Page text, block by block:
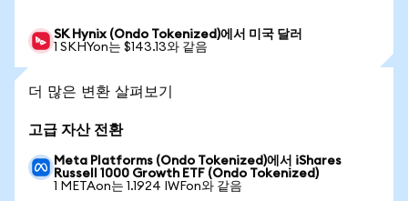
SK Hynix (Ondo Tokenized)에서 미국 달러
1 SKHYon는 $143.13와 같음
더 많은 변환 살펴보기
고급 자산 전환
Meta Platforms (Ondo Tokenized)에서 iShares
Russell 1000 Growth ETF (Ondo Tokenized)
1 METAon는 1.1924 IWFon와 같음